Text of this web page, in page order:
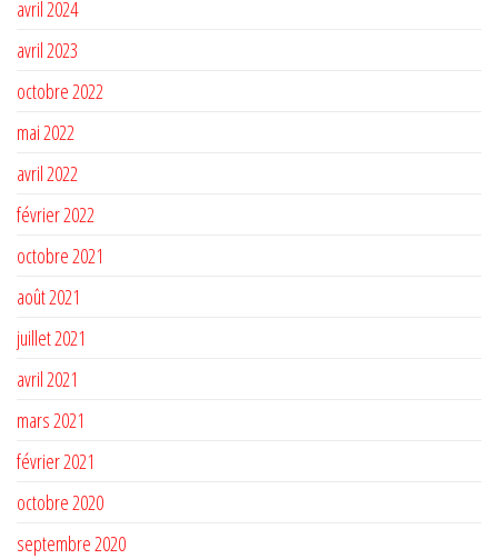
avril 2024
avril 2023
octobre 2022
mai 2022
avril 2022
février 2022
octobre 2021
août 2021
juillet 2021
avril 2021
mars 2021
février 2021
octobre 2020
septembre 2020